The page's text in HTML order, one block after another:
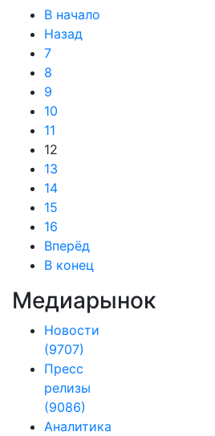
В начало
Назад
7
8
9
10
11
12
13
14
15
16
Вперёд
В конец
Медиарынок
Новости
(9707)
Пресс
релизы
(9086)
Аналитика